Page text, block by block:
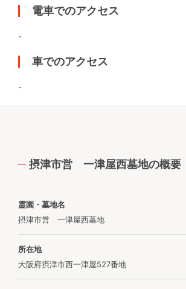
電車でのアクセス
-
車でのアクセス
-
摂津市営 一津屋西墓地の概要
霊園・墓地名
摂津市営 一津屋西墓地
所在地
大阪府摂津市西一津屋527番地